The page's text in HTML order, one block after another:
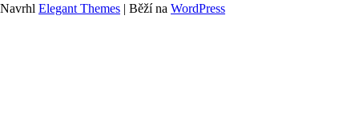
Navrhl Elegant Themes | Běží na WordPress